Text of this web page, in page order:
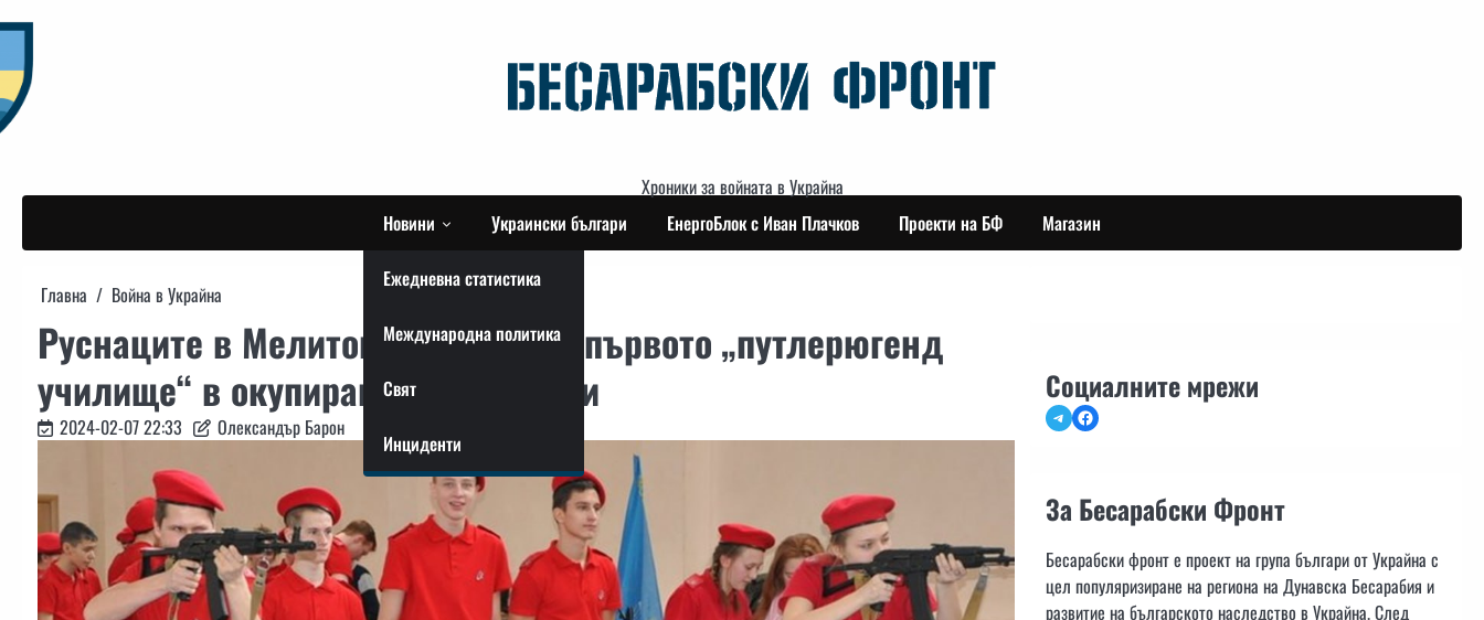
to
content
Хроники за войната в Украйна
Новини
Ежедневна статистика
Международна политика
Свят
Инциденти
Украински българи ЕнергоБлок с Иван Плачков Проекти на БФ Магазин
Главна Война в Украйна
Руснаците в Мелитопол създават първото „путлерюгенд
училище“ в окупираните територии
2024-02-07 22:33 Олександър Барон
Социалните мрежи
TelegramFacebook
За Бесарабски Фронт
Бесарабски фронт е проект на група българи от Украйна с
цел популяризиране на региона на Дунавска Бесарабия и
развитие на българското наследство в Украйна. След